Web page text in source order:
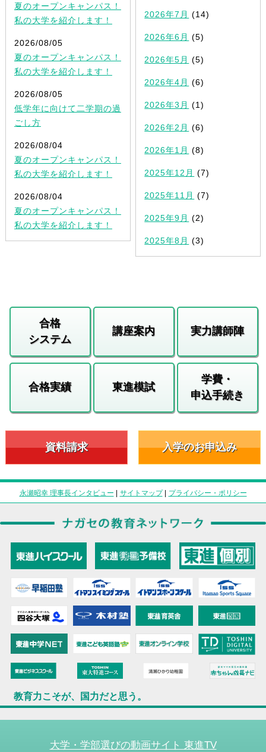
夏のオープンキャンパス！
私の大学を紹介します！
2026/08/05
夏のオープンキャンパス！
私の大学を紹介します！
2026/08/05
低学年に向けて二学期の過
ごし方
2026/08/04
夏のオープンキャンパス！
私の大学を紹介します！
2026/08/04
夏のオープンキャンパス！
私の大学を紹介します！
2026年7月 (14)
2026年6月 (5)
2026年5月 (5)
2026年4月 (6)
2026年3月 (1)
2026年2月 (6)
2026年1月 (8)
2025年12月 (7)
2025年11月 (7)
2025年9月 (2)
2025年8月 (3)
合格
システム
講座案内 実力講師陣
合格実績 東進模試
学費・
申込手続き
資料請求 入学のお申込み
永瀬昭幸 理事長インタビュー | サイトマップ| プライバシー・ポリシー
教育力こそが、国力だと思う。
大学・学部選びの動画サイト 東進TV